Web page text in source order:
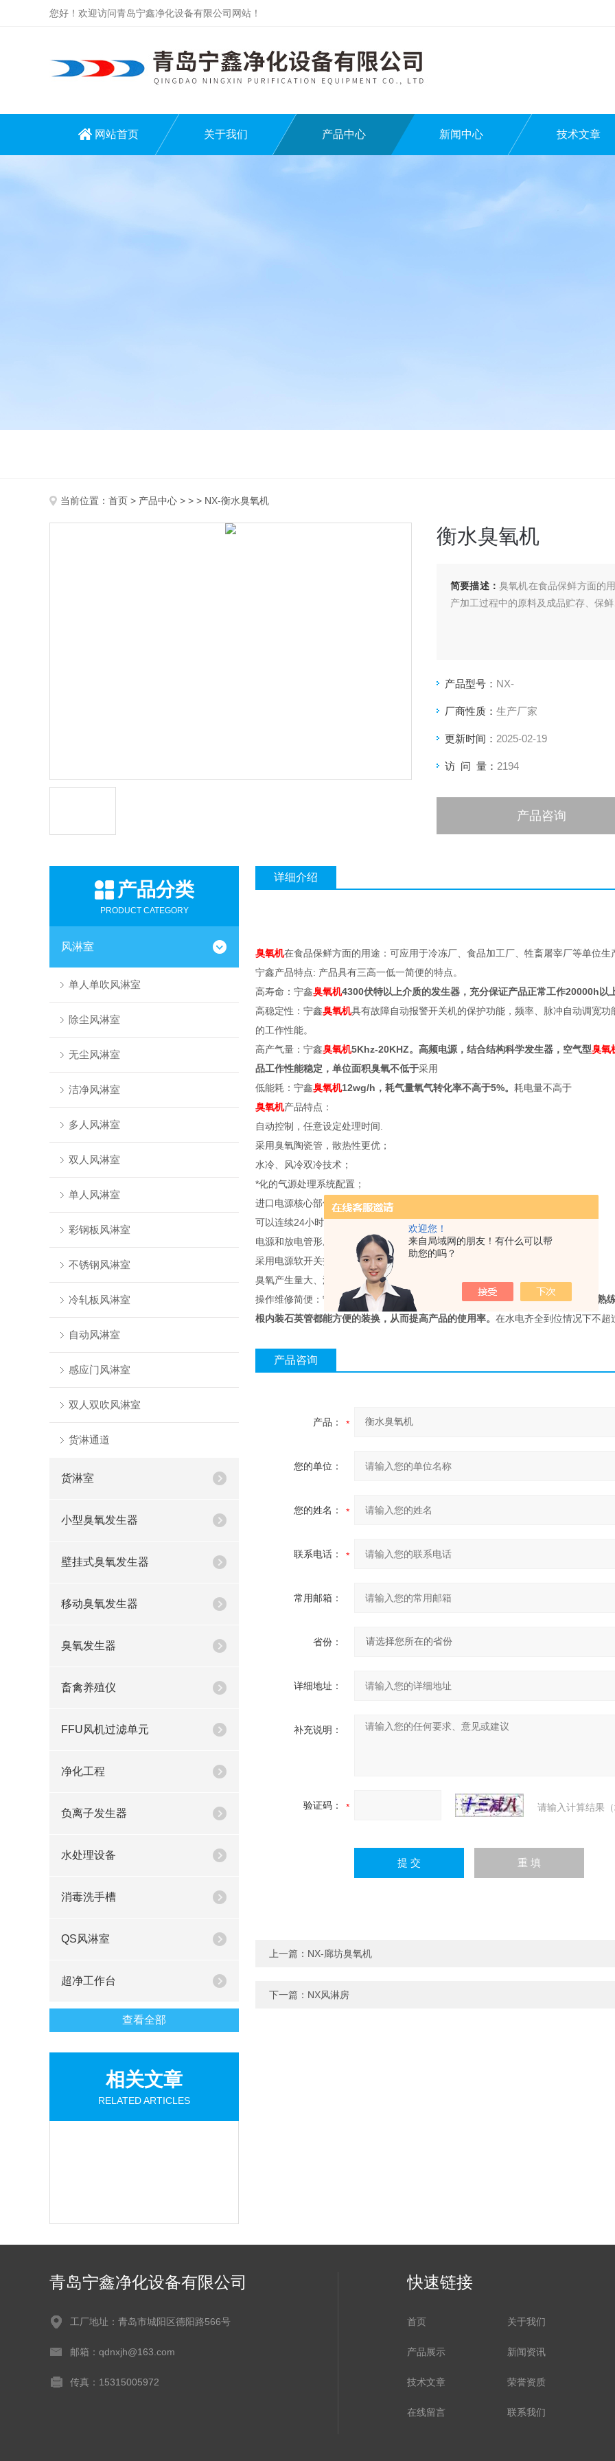
欢迎您！
来自局域网的朋友！有什么可以帮
助您的吗？
您好！欢迎访问青岛宁鑫净化设备有限公司网站！
网站首页 关于我们 产品中心 新闻中心 技术文章
当前位置： 首页 > 产品中心 > > > NX-衡水臭氧机
衡水臭氧机
简要描述： 臭氧机在食品保鲜方面的
产加工过程中的原料及成品贮存、保
产品型号： NX-
厂商性质： 生产厂家
更新时间： 2025-02-19
访 问 量： 2194
产品咨询
产品分类
PRODUCT CATEGORY
风淋室
单人单吹风淋室
除尘风淋室
无尘风淋室
洁净风淋室
多人风淋室
双人风淋室
单人风淋室
彩钢板风淋室
不锈钢风淋室
冷轧板风淋室
自动风淋室
感应门风淋室
双人双吹风淋室
货淋通道
货淋室
小型臭氧发生器
壁挂式臭氧发生器
移动臭氧发生器
臭氧发生器
畜禽养殖仪
FFU风机过滤单元
净化工程
负离子发生器
水处理设备
消毒洗手槽
QS风淋室
超净工作台
查看全部
相关文章
RELATED ARTICLES
详细介绍
臭氧机在食品保鲜方面的用途：可应用于冷冻厂、食品加工厂、牲畜屠宰厂等单位
宁鑫产品特点: 产品具有三高一低一简便的特点。
高寿命：宁鑫臭氧机4300伏特以上介质的发生器，充分保证产品正常工作20000h以
高稳定性：宁鑫臭氧机具有故障自动报警开关机的保护功能，频率、脉冲自动调宽
的工作性能。
高产气量：宁鑫臭氧机5Khz-20KHZ。高频电源，结合结构科学发生器，空气型臭氧
品工作性能稳定，单位面积臭氧不低于采用
低能耗：宁鑫臭氧机12wg/h，耗气量氧气转化率不高于5%。 耗电量不高于
臭氧机产品特点：
自动控制，任意设定处理时间.
采用臭氧陶瓷管，散热性更优；
水冷、风冷双冷技术；
*化的气源处理系统配置；
进口电源核心部件，数字控制电源技术，具有稳压、变频和升压三大功能；
可以连续24小时不间断工作；
电源和放电管形成*匹配；
采用电源软开关技术，效率达95%以上；
臭氧产生量大、浓度高。
操作维修简便：宁鑫臭氧机30分钟安装调试完毕，不超过60 分钟，操作人员便能熟
根内装石英管都能方便的装换，从而提高产品的使用率。 在水电齐全到位情况下不超
产品咨询
产品：
您的单位：
您的姓名：
联系电话：
常用邮箱：
省份：
详细地址：
补充说明：
验证码： 请输入计算结果
上一篇： NX-廊坊臭氧机
下一篇： NX风淋房
青岛宁鑫净化设备有限公司
工厂地址：青岛市城阳区德阳路566号
邮箱：qdnxjh@163.com
传真：15315005972
快速链接
首页 关于我们
产品展示 新闻资讯
技术文章 荣誉资质
在线留言 联系我们